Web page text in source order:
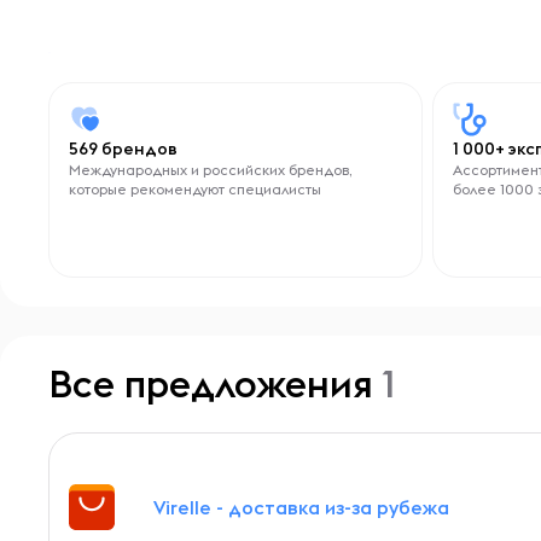
569 брендов
Международных и российских брендов,
которые рекомендуют специалисты
1 000+
более 1000
Все предложения 1
Virelle - доставка из-за рубежа